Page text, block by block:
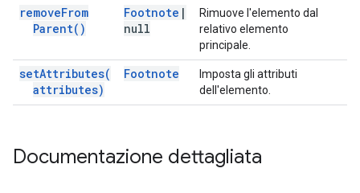
removeFrom
Parent( )
Footnote |
null
Rimuove l'elemento dal
relativo elemento
principale.
setAttributes(
attributes)
Footnote
Imposta gli attributi
dell'elemento.
Documentazione dettagliata